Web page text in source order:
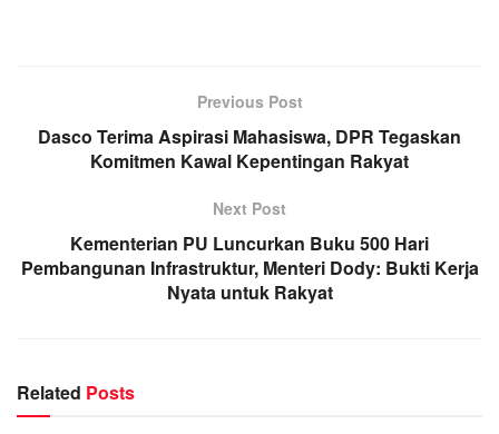
Previous Post
Dasco Terima Aspirasi Mahasiswa, DPR Tegaskan
Komitmen Kawal Kepentingan Rakyat
Next Post
Kementerian PU Luncurkan Buku 500 Hari
Pembangunan Infrastruktur, Menteri Dody: Bukti Kerja
Nyata untuk Rakyat
Related Posts